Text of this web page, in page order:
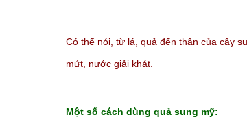
Có thể nói, từ lá, quả đến thân của cây
mứt, nước giải khát.
Một số cách dùng quả sung mỹ: